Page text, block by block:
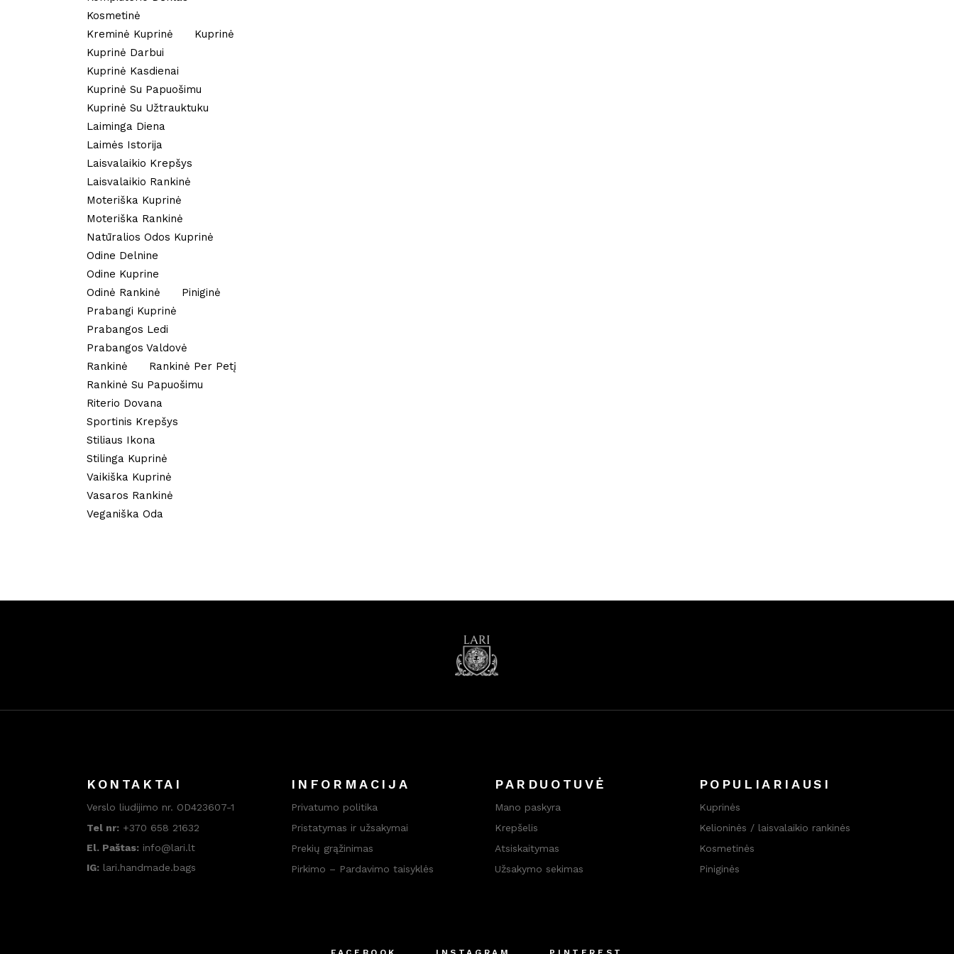
Kosmetinė
Kreminė Kuprinė
Kuprinė
Kuprinė Darbui
Kuprinė Kasdienai
Kuprinė Su Papuošimu
Kuprinė Su Užtrauktuku
Laiminga Diena
Laimės Istorija
Laisvalaikio Krepšys
Laisvalaikio Rankinė
Moteriška Kuprinė
Moteriška Rankinė
Natūralios Odos Kuprinė
Odine Delnine
Odine Kuprine
Odinė Rankinė
Piniginė
Prabangi Kuprinė
Prabangos Ledi
Prabangos Valdovė
Rankinė
Rankinė Per Petį
Rankinė Su Papuošimu
Riterio Dovana
Sportinis Krepšys
Stiliaus Ikona
Stilinga Kuprinė
Vaikiška Kuprinė
Vasaros Rankinė
Veganiška Oda
KONTAKTAI
Verslo liudijimo nr. OD423607-1
Tel nr: +370 658 21632
El. Paštas: info@lari.lt
IG: lari.handmade.bags
INFORMACIJA
Privatumo politika
Pristatymas ir užsakymai
Prekių grąžinimas
Pirkimo – Pardavimo taisyklės
PARDUOTUVĖ
Mano paskyra
Krepšelis
Atsiskaitymas
Užsakymo sekimas
POPULIARIAUSI
Kuprinės
Kelioninės / laisvalaikio rankinės
Kosmetinės
Piniginės